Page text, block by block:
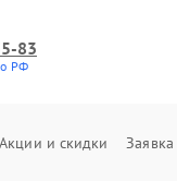
83
РФ
Акции и скидки